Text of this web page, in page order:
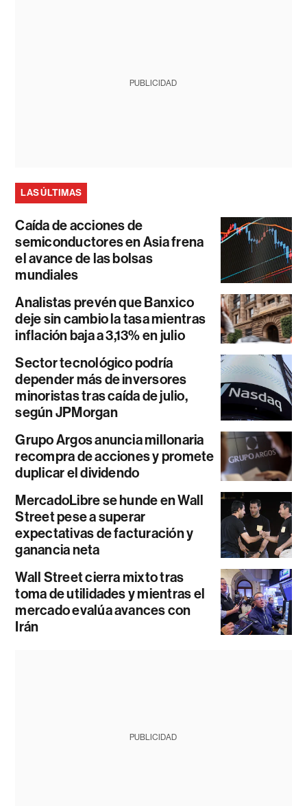
PUBLICIDAD
LAS ÚLTIMAS
Caída de acciones de
semiconductores en Asia frena
el avance de las bolsas
mundiales
Analistas prevén que Banxico
deje sin cambio la tasa mientras
inflación baja a 3,13% en julio
Sector tecnológico podría
depender más de inversores
minoristas tras caída de julio,
según JPMorgan
Grupo Argos anuncia millonaria
recompra de acciones y promete
duplicar el dividendo
MercadoLibre se hunde en Wall
Street pese a superar
expectativas de facturación y
ganancia neta
Wall Street cierra mixto tras
toma de utilidades y mientras el
mercado evalúa avances con
Irán
PUBLICIDAD